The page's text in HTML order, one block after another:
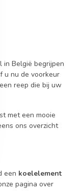
in België begrijpen
u nu de voorkeur
reep die bij uw
met een mooie
ons overzicht
een koelelement
pagina over